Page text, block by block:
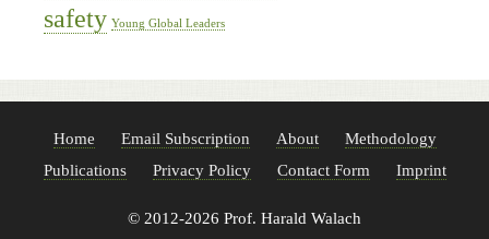
safety Young Global Leaders
Home Email Subscription About
Methodology
Publications
Privacy Policy Contact Form Imprint
© 2012-2026 Prof. Harald Walach